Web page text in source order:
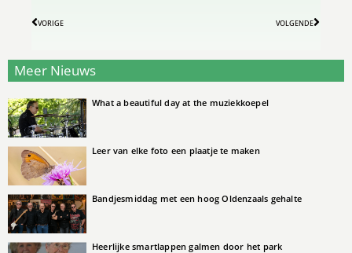
VORIGE VOLGENDE
Meer Nieuws
What a beautiful day at the muziekkoepel
Leer van elke foto een plaatje te maken
Bandjesmiddag met een hoog Oldenzaals gehalte
Heerlijke smartlappen galmen door het park